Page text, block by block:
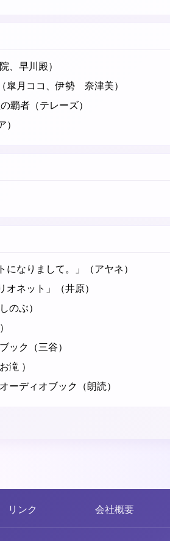
、早川殿）
月ココ、伊勢 奈津美）
覇者（テレーズ）
なりまして。」（アヤネ）
オネット」（井原）
のぶ）
ック（三谷）
滝 ）
ーディオブック（朗読）
リンク 会社概要